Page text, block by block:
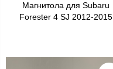
Магнитола для Subaru
Forester 4 SJ 2012-2015